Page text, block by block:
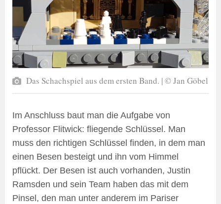
Das Schachspiel aus dem ersten Band. | © Jan Göbel
Im Anschluss baut man die Aufgabe von
Professor Flitwick: fliegende Schlüssel. Man
muss den richtigen Schlüssel finden, in dem man
einen Besen besteigt und ihn vom Himmel
pflückt. Der Besen ist auch vorhanden, Justin
Ramsden und sein Team haben das mit dem
Pinsel, den man unter anderem im Pariser